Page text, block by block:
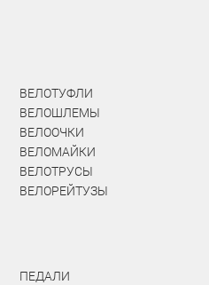
ВЕЛОТУФЛИ
ВЕЛОШЛЕМЫ
ВЕЛООЧКИ
ВЕЛОМАЙКИ
ВЕЛОТРУСЫ
ВЕЛОРЕЙТУЗЫ
ПЕДАЛИ